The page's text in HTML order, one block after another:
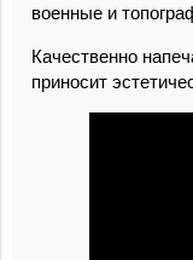
военные и
Качественно
приносит